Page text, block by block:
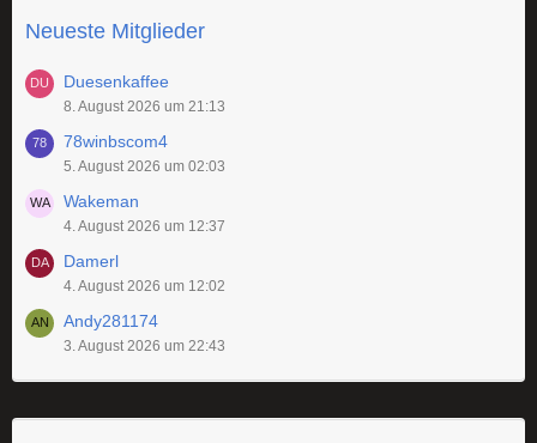
Neueste Mitglieder
Duesenkaffee
8. August 2026 um 21:13
78winbscom4
5. August 2026 um 02:03
Wakeman
4. August 2026 um 12:37
Damerl
4. August 2026 um 12:02
Andy281174
3. August 2026 um 22:43